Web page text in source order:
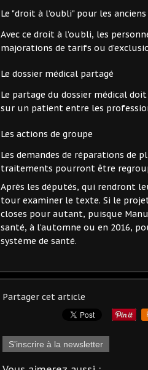
Le "droit à l’oubli" pour les
Avec ce droit à l’oubli, les
majorations de tarifs ou
Le dossier médical partagé
Le partage du dossier médical
sur un patient entre les
Les actions de groupe
Les demandes de réparations de
traitements pourront être
Après les députés, qui rendront
tour examiner le texte. Si le
closes pour autant, puisque
santé, à l’automne ou en 2016,
système de santé.
Partager cet article
S'inscrire à la newsletter